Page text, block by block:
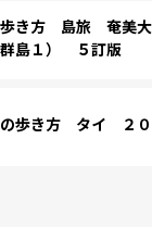
歩き方 島旅 奄美
島１） ５訂版
歩き方 タイ ２０